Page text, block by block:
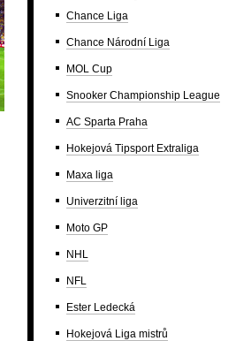
Chance Liga
Chance Národní Liga
MOL Cup
Snooker Championship League
AC Sparta Praha
Hokejová Tipsport Extraliga
Maxa liga
Univerzitní liga
Moto GP
NHL
NFL
Ester Ledecká
Hokejová Liga mistrů